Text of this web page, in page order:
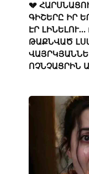
💔
ԳԻՇԵՐԸ ԻՐ
ԷՐ
ԹԱՔՆՎԱԾ
ՈՉՆՉԱՑՐԻՆ